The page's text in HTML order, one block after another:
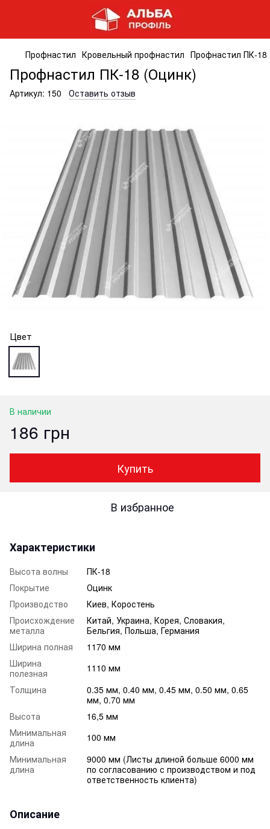
Профнастил Кровельный профнастил Профнастил ПК-18
Профнастил ПК-18 (Оцинк)
Артикул: 150 Оставить отзыв
Цвет
В наличии
186 грн
Купить
В избранное
Характеристики
Высота волны
ПК-18
Покрытие
Оцинк
Производство
Киев, Коростень
Происхождение
металла
Китай, Украина, Корея, Словакия,
Бельгия, Польша, Германия
Ширина полная
1170 мм
Ширина
полезная
1110 мм
Толщина
0.35 мм, 0.40 мм, 0.45 мм, 0.50 мм, 0.65
мм, 0.70 мм
Высота
16,5 мм
Минимальная
длина
100 мм
Минимальная
длина
9000 мм (Листы длиной больше 6000 мм
по согласованию с производством и под
ответственность клиента)
Описание